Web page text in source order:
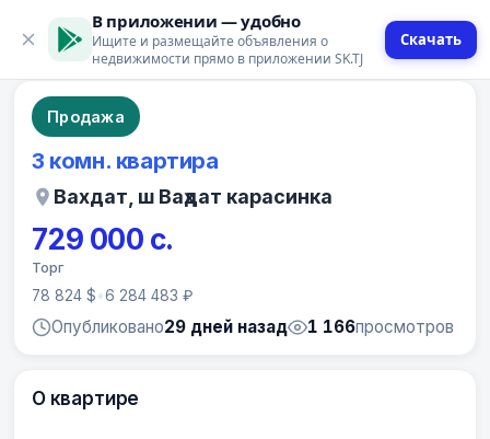
В приложении — удобно
Ищите и размещайте объявления о
недвижимости прямо в приложении SK.TJ
Скачать
10 фото
Продажа
3 комн. квартира
Вахдат, ш Ваҳдат карасинка
729 000 с.
Торг
78 824 $•6 284 483 ₽
Опубликовано29 дней назад 1 166просмотров
О квартире